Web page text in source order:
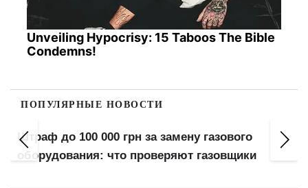
Unveiling Hypocrisy: 15 Taboos The Bible
Condemns!
ПОПУЛЯРНЫЕ НОВОСТИ
Штраф до 100 000 грн за замену газового
оборудования: что проверяют газовщики